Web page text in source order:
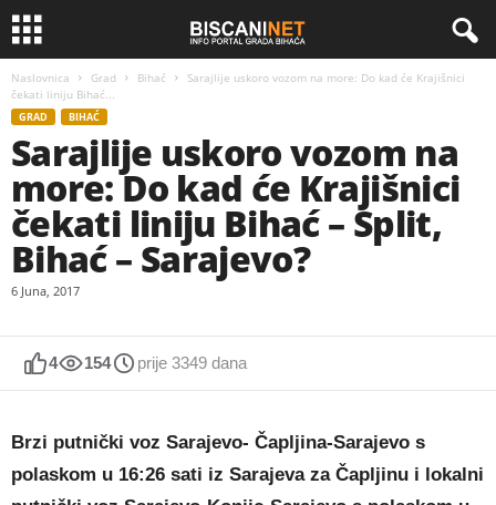
Naslovnica Grad Bihać
Sarajlije uskoro vozom na more: Do kad će Krajišnici
čekati liniju Bihać...
GRAD BIHAĆ
Sarajlije uskoro vozom na
more: Do kad će Krajišnici
čekati liniju Bihać – Split,
Bihać – Sarajevo?
6 Juna, 2017
4 154 prije 3349 dana
Brzi putnički voz Sarajevo- Čapljina-Sarajevo s
polaskom u 16:26 sati iz Sarajeva za Čapljinu i lokalni